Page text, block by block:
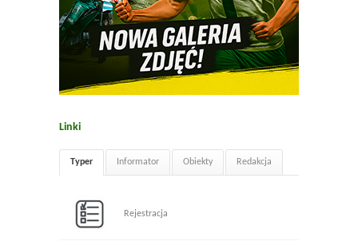
Linki
Typer Informator Obiekty Redakcja
Rejestracja